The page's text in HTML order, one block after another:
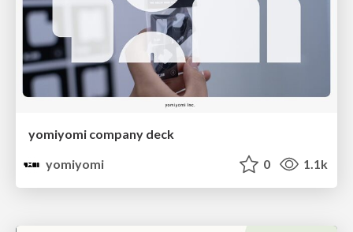
yomiyomi company deck
yomiyomi
0 1.1k